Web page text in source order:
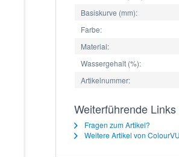
Basiskurve (mm):
Farbe:
Material:
Wassergehalt (%):
Artikelnummer:
Weiterführende
Fragen zum Artikel?
Weitere Artikel von